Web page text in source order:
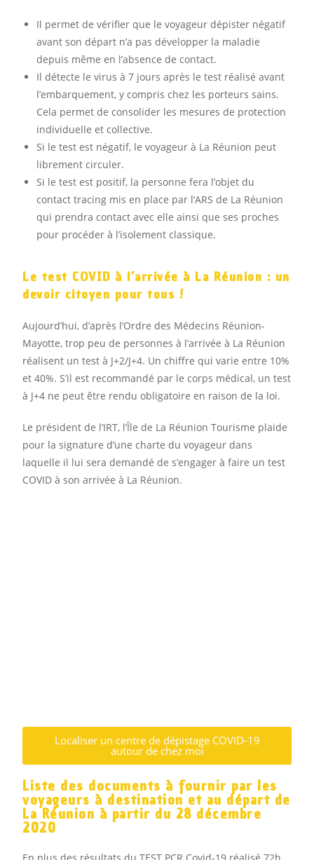
Il permet de vérifier que le voyageur dépister négatif
avant son départ n’a pas développer la maladie
depuis même en l’absence de contact.
Il détecte le virus à 7 jours après le test réalisé avant
l’embarquement, y compris chez les porteurs sains.
Cela permet de consolider les mesures de protection
individuelle et collective.
Si le test est négatif, le voyageur à La Réunion peut
librement circuler.
Si le test est positif, la personne fera l’objet du
contact tracing mis en place par l’ARS de La Réunion
qui prendra contact avec elle ainsi que ses proches
pour procéder à l’isolement classique.
Le test COVID à l’arrivée à La Réunion : un
devoir citoyen pour tous !
Aujourd’hui, d’après l’Ordre des Médecins Réunion-
Mayotte, trop peu de personnes à l’arrivée à La Réunion
réalisent un test à J+2/J+4. Un chiffre qui varie entre 10%
et 40%. S’il est recommandé par le corps médical, un test
à J+4 ne peut être rendu obligatoire en raison de la loi.
Le président de l’IRT, l’Île de La Réunion Tourisme plaide
pour la signature d’une charte du voyageur dans
laquelle il lui sera demandé de s’engager à faire un test
COVID à son arrivée à La Réunion.
Localiser un centre de dépistage COVID-19
autour de chez moi
Liste des documents à fournir par les
voyageurs à destination et au départ de
La Réunion à partir du 28 décembre
2020
En plus des résultats du TEST PCR Covid-19 réalisé 72h